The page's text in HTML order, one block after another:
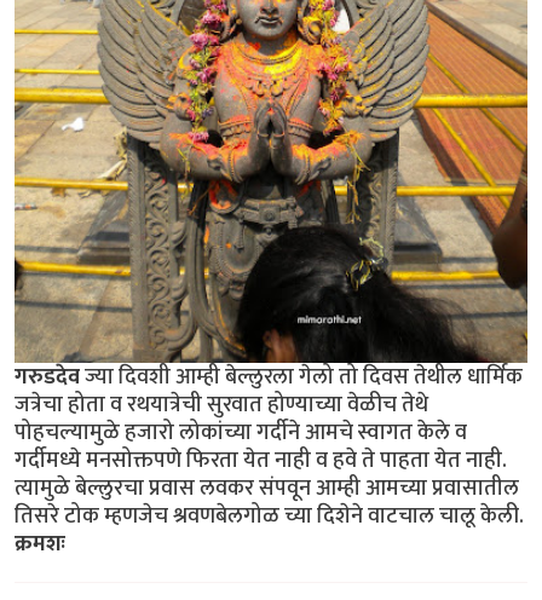
गरुडदेवज्या दिवशी आम्ही बेल्लुरला गेलो तो दिवस तेथील धार्मिक
जत्रेचा होता व रथयात्रेची सुरवात होण्याच्या वेळीच तेथे
पोहचल्यामुळे हजारो लोकांच्या गर्दीने आमचे स्वागत केले व
गर्दीमध्ये मनसोक्तपणे फिरता येत नाही व हवे ते पाहता येत नाही.
त्यामुळे बेल्लुरचा प्रवास लवकर संपवून आम्ही आमच्या प्रवासातील
तिसरे टोक म्हणजेच श्रवणबेलगोळ च्या दिशेने वाटचाल चालू केली.
क्रमशः